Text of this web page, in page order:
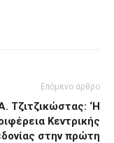
Επόμενο άρθρο
Τζιτζικώστας: ‘Η
Κεντρικής
στην πρώτη